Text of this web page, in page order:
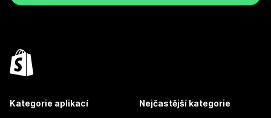
Kategorie aplikací Nejčastější kategorie